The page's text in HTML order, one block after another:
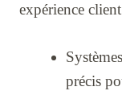
expérience
précis